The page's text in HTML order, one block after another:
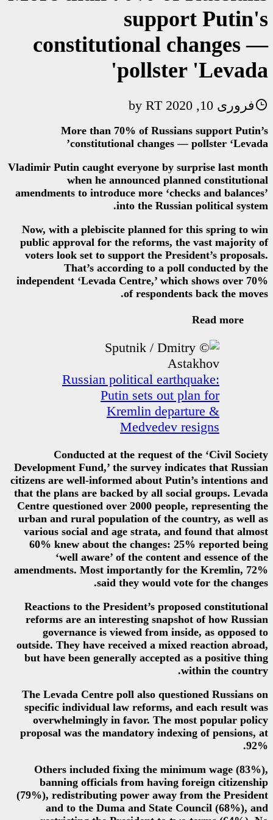
RT
More than 70% of
constitutional
Vladimir Putin caught everyone
when he
amendments to introduce more
into the
Now, with a plebiscite
public approval for the
voters look set to support the
That’s according to
independent ‘Levada Centre,’
of
Russian political
Putin sets
Kremlin
Conducted at the
Development Fund,’ the
citizens are well-informed about
that the plans are backed by
Centre questioned over 2000
urban and rural population of
various social and age
60% knew about the
‘well aware’ of the
amendments. Most
said they
Reactions to the President’s
reforms are an interesting
governance is viewed
outside. They have received a
but have been generally
The Levada Centre poll also
specific individual law
overwhelmingly in favor.
proposal was the mandatory
Others included fixing the
banning officials from
(79%), redistributing power
and to the Duma and